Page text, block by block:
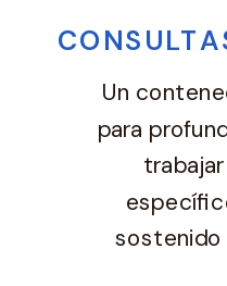
Un
para
sostenido